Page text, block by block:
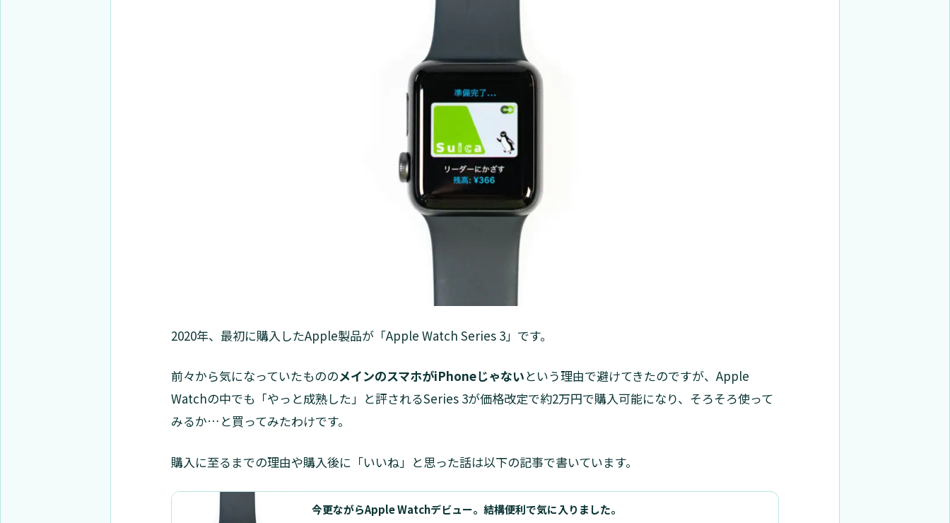
2020年、最初に購入したApple製品が「Apple Watch Series 3」です。
前々から気になっていたもののメインのスマホがiPhoneじゃないという理由で避けてきたのですが、Apple
Watchの中でも「やっと成熟した」と評されるSeries 3が価格改定で約2万円で購入可能になり、そろそろ使って
みるか…と買ってみたわけです。
購入に至るまでの理由や購入後に「いいね」と思った話は以下の記事で書いています。
今更ながらApple Watchデビュー。結構便利で気に入りました。